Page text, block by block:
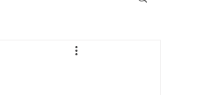
DA NOSSA GRAMADO